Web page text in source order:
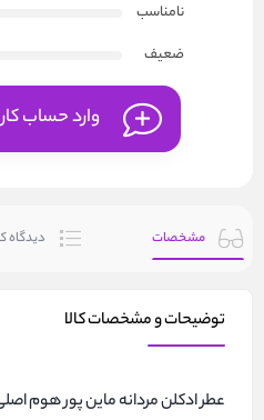
نامناسب
ضعیف
وارد حساب
مشخصات دیدگاه
توضیحات و مشخصات کالا
عطر ادکلن مردانه ماین پور هوم